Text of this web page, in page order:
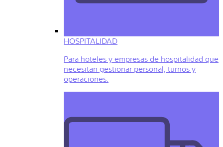
HOSPITALIDAD
Para hoteles y empresas de hospitalidad que
necesitan gestionar personal, turnos y
operaciones.